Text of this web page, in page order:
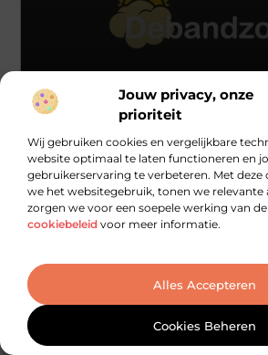
Jouw privacy, onze
prioriteit
Wij gebruiken cookies en vergelijkbare
website optimaal te laten functioneren en
gebruikerservaring te verbeteren. Met deze
we het websitegebruik, tonen we relevante
zorgen we voor een soepele werking van de
cookiebeleid voor meer informatie.
Alles Accepteren
Cookies Beheren
De verstopping in Ede wordt
Je hebt te maken met een vervelende
hebt namelijk een doucheputje die niet
loopt. Dat kan ontzettend vervelend